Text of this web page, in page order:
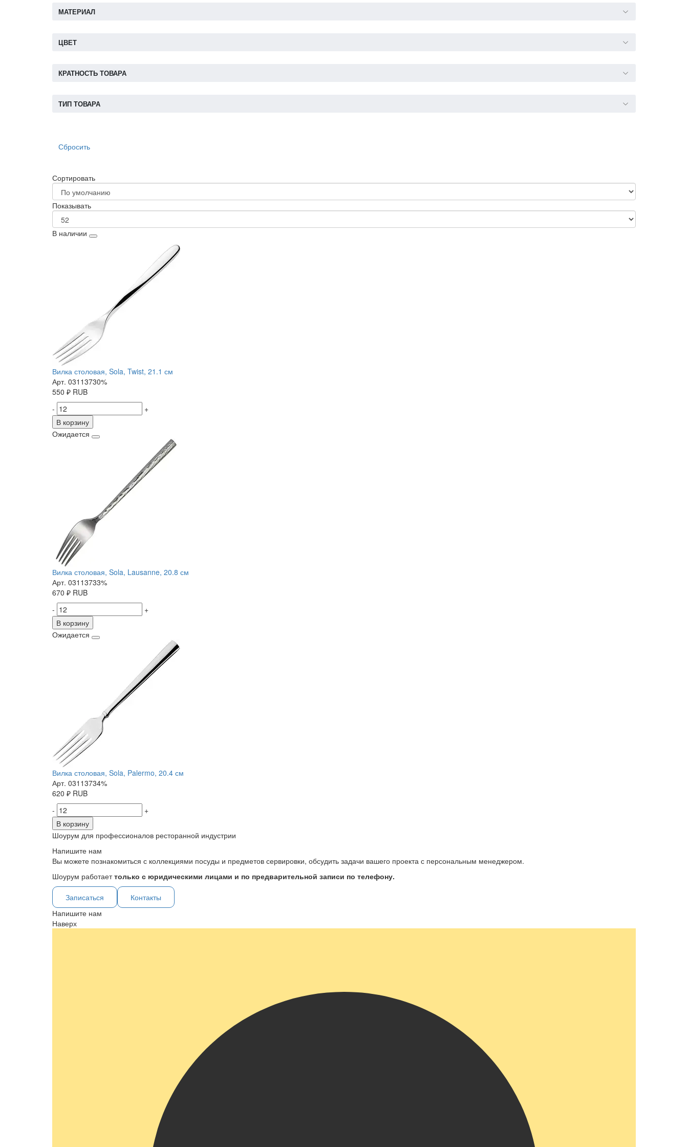
МАТЕРИАЛ
ЦВЕТ
КРАТНОСТЬ ТОВАРА
ТИП ТОВАРА
Сбросить
Сортировать
Показывать
В наличии
Вилка столовая, Sola, Twist, 21.1 см
Арт. 03113730%
550 ₽ RUB
-
+
В корзину
Ожидается
Вилка столовая, Sola, Lausanne, 20.8 см
Арт. 03113733%
670 ₽ RUB
-
+
В корзину
Ожидается
Вилка столовая, Sola, Palermo, 20.4 см
Арт. 03113734%
620 ₽ RUB
-
+
В корзину
Шоурум для профессионалов ресторанной индустрии
Напишите нам
Вы можете познакомиться с коллекциями посуды и предметов сервировки, обсудить задачи вашего проекта с персональным менеджером.
Шоурум работаеттолько с юридическими лицами и по предварительной записи по телефону.
Записаться
Контакты
Напишите нам
Наверх